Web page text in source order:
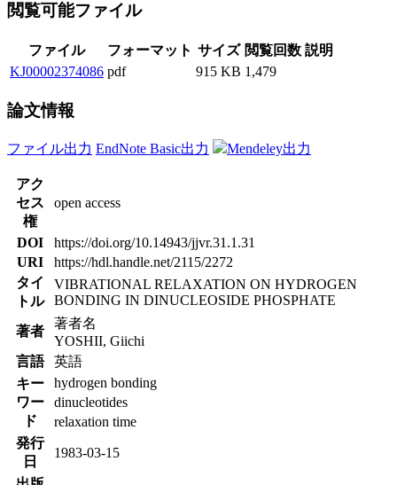
閲覧可能ファイル
ファイル フォーマット サイズ 閲覧回数 説明
KJ00002374086 pdf 915 KB 1,479
論文情報
ファイル出力 EndNote Basic出力 Mendeley出力
アク
セス
権
open access
DOI
https://doi.org/10.14943/jjvr.31.1.31
URI
https://hdl.handle.net/2115/2272
タイ
トル
VIBRATIONAL RELAXATION ON HYDROGEN
BONDING IN DINUCLEOSIDE PHOSPHATE
著者
著者名
YOSHII, Giichi
言語
英語
キー
ワー
ド
hydrogen bonding
dinucleotides
relaxation time
発行
日
1983-03-15